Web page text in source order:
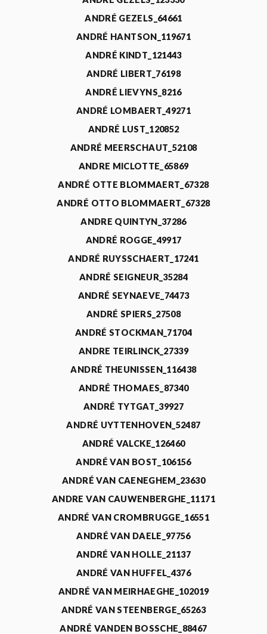
ANDRÉ GEZELS_64661
ANDRÉ HANTSON_119671
ANDRÉ KINDT_121443
ANDRÉ LIBERT_76198
ANDRÉ LIEVYNS_8216
ANDRÉ LOMBAERT_49271
ANDRÉ LUST_120852
ANDRÉ MEERSCHAUT_52108
ANDRE MICLOTTE_65869
ANDRÉ OTTE BLOMMAERT_67328
ANDRÉ OTTO BLOMMAERT_67328
ANDRE QUINTYN_37286
ANDRÉ ROGGE_49917
ANDRÉ RUYSSCHAERT_17241
ANDRÉ SEIGNEUR_35284
ANDRÉ SEYNAEVE_74473
ANDRÉ SPIERS_27508
ANDRÉ STOCKMAN_71704
ANDRE TEIRLINCK_27339
ANDRÉ THEUNISSEN_116438
ANDRÉ THOMAES_87340
ANDRÉ TYTGAT_39927
ANDRÉ UYTTENHOVEN_52487
ANDRÉ VALCKE_126460
ANDRÉ VAN BOST_106156
ANDRÉ VAN CAENEGHEM_23630
ANDRE VAN CAUWENBERGHE_11171
ANDRÉ VAN CROMBRUGGE_16551
ANDRÉ VAN DAELE_97756
ANDRÉ VAN HOLLE_21137
ANDRÉ VAN HUFFEL_4376
ANDRÉ VAN MEIRHAEGHE_102019
ANDRÉ VAN STEENBERGE_65263
ANDRÉ VANDEN BOSSCHE_88467